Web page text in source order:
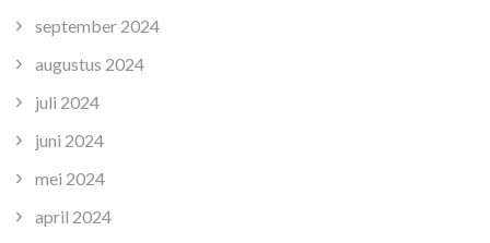
september 2024
augustus 2024
juli 2024
juni 2024
mei 2024
april 2024